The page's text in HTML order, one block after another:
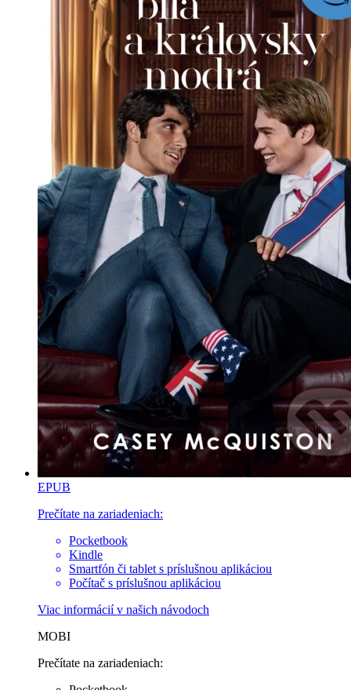
EPUB
Prečítate na zariadeniach:
Pocketbook
Kindle
Smartfón či tablet s príslušnou aplikáciou
Počítač s príslušnou aplikáciou
Viac informácií v našich návodoch
MOBI
Prečítate na zariadeniach: